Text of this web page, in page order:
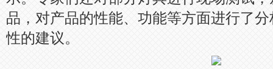
品，对产品的性能、功能等方面进行了
性的建议。